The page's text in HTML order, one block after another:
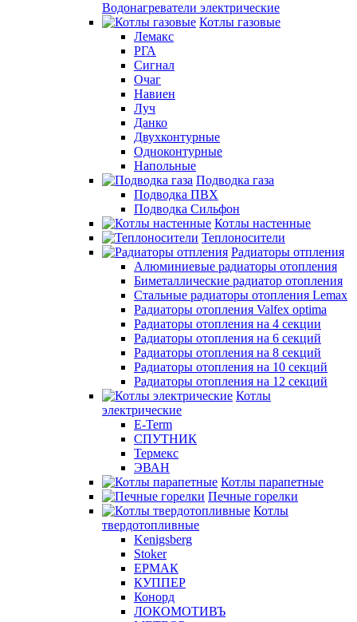
Водонагреватели электрические
Котлы газовые
Лемакс
РГА
Сигнал
Очаг
Навиен
Луч
Данко
Двухконтурные
Одноконтурные
Напольные
Подводка газа
Подводка ПВХ
Подводка Сильфон
Котлы настенные
Теплоносители
Радиаторы отпления
Алюминиевые радиаторы отопления
Биметаллические радиатор отопления
Стальные радиаторы отопления Lemax
Радиаторы отопления Valfex optima
Радиаторы отопления на 4 секции
Радиаторы отопления на 6 секций
Радиаторы отопления на 8 секций
Радиаторы отопления на 10 секций
Радиаторы отопления на 12 секций
Котлы
электрические
E-Term
СПУТНИК
Термекс
ЭВАН
Котлы парапетные
Печные горелки
Котлы
твердотопливные
Kenigsberg
Stoker
ЕРМАК
КУППЕР
Конорд
ЛОКОМОТИВЪ